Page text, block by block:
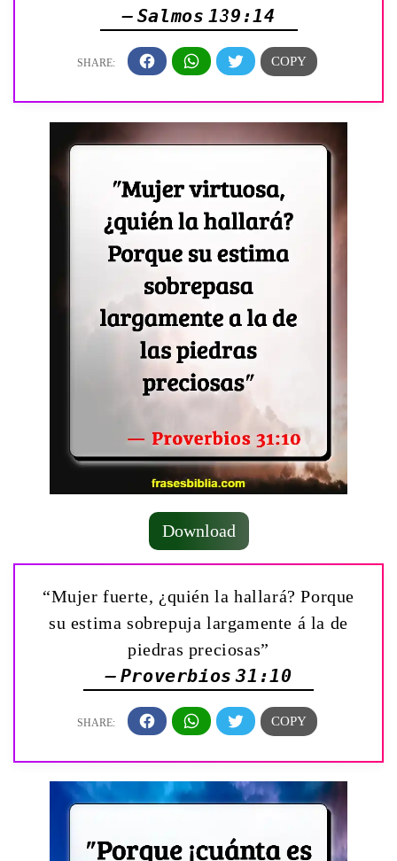
— Salmos 139:14
Download
“Mujer fuerte, ¿quién la hallará? Porque
su estima sobrepuja largamente á la de
piedras preciosas”
— Proverbios 31:10